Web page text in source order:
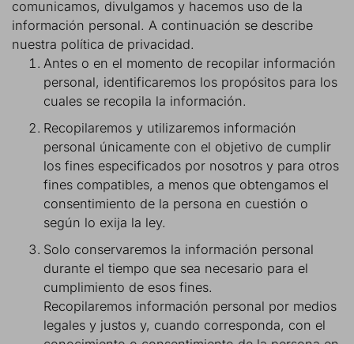
comunicamos, divulgamos y hacemos uso de la
información personal. A continuación se describe
nuestra política de privacidad.
Antes o en el momento de recopilar información
personal, identificaremos los propósitos para los
cuales se recopila la información.
Recopilaremos y utilizaremos información
personal únicamente con el objetivo de cumplir
los fines especificados por nosotros y para otros
fines compatibles, a menos que obtengamos el
consentimiento de la persona en cuestión o
según lo exija la ley.
Solo conservaremos la información personal
durante el tiempo que sea necesario para el
cumplimiento de esos fines.
Recopilaremos información personal por medios
legales y justos y, cuando corresponda, con el